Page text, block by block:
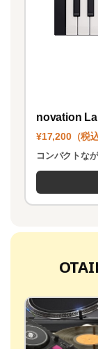
novation
¥17,200（税込
コンパクトな